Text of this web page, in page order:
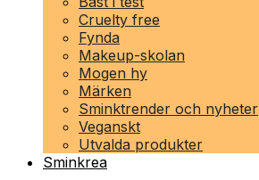
Cruelty free
Fynda
Makeup-skolan
Mogen hy
Märken
Sminktrender och nyheter
Veganskt
Utvalda produkter
Sminkrea